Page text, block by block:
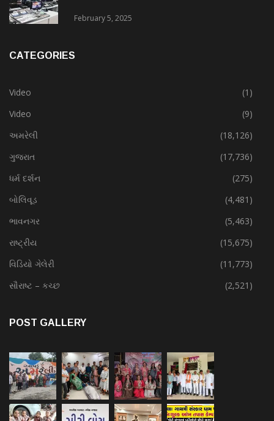
February 5, 2025
CATEGORIES
Video
(1)
Video
(9)
અમરેલી
(18,126)
ગુજરાત
(17,736)
ધર્મ દર્શન
(275)
બોલિવૂડ
(4,481)
ભાવનગર
(5,463)
રાષ્ટ્રીય
(15,675)
વિડિયો ગેલેરી
(11,773)
સૌરાષ્ટ – કચ્છ
(2,521)
POST GALLERY